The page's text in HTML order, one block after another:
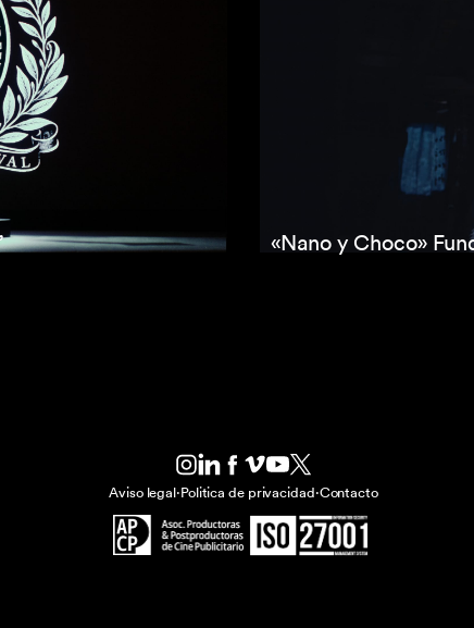
«Nano y Choco»
Aviso legal·Politica de privacidad·Contacto